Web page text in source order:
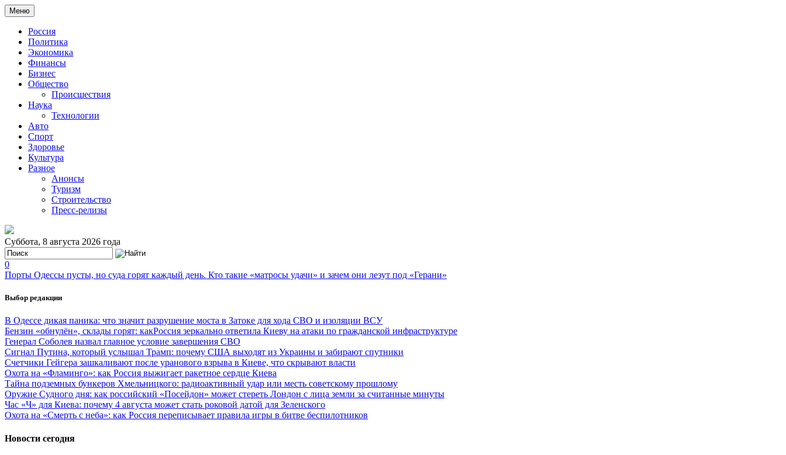
Меню
Россия
Политика
Экономика
Финансы
Бизнес
Общество
Происшествия
Наука
Технологии
Авто
Спорт
Здоровье
Культура
Разное
Анонсы
Туризм
Строительство
Пресс-релизы
Суббота, 8 августа 2026 года
0
Порты Одессы пусты, но суда горят каждый день. Кто такие «матросы удачи» и зачем они лезут под «Герани»
Выбор редакции
В Одессе дикая паника: что значит разрушение моста в Затоке для хода СВО и изоляции ВСУ
Бензин «обнулён», склады горят: какРоссия зеркально ответила Киеву на атаки по гражданской инфраструктуре
Генерал Соболев назвал главное условие завершения СВО
Сигнал Путина, который услышал Трамп: почему США выходят из Украины и забирают спутники
Счетчики Гейгера зашкаливают после уранового взрыва в Киеве, что скрывают власти
Охота на «Фламинго»: как Россия выжигает ракетное сердце Киева
Тайна подземных бункеров Хмельницкого: радиоактивный удар или месть советскому прошлому
Оружие Судного дня: как российский «Посейдон» может стереть Лондон с лица земли за считанные минуты
Час «Ч» для Киева: почему 4 августа может стать роковой датой для Зеленского
Охота на «Смерть с неба»: как Россия переписывает правила игры в битве беспилотников
Новости сегодня